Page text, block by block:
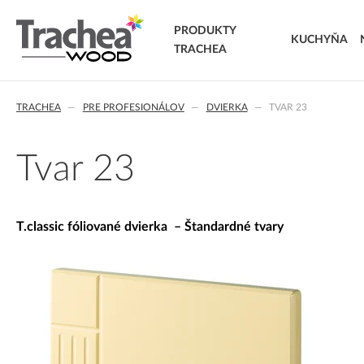
PRODUKTY
TRACHEA
KUCHYŇA
T.lacq striekané dvierka
T.masiv masívne dvierka
EXTRA & DELUXE
TRACHEA PRE PROFESIONÁLOV DVIERKA TVAR 23
Tvar 23
T.classic fóliované dvierka – Štandardné tvary